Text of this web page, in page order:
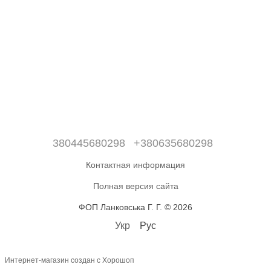
380445680298 +380635680298
Контактная информация
Полная версия сайта
ФОП Ланковська Г. Г. © 2026
Укр Рус
Интернет-магазин создан с Хорошоп